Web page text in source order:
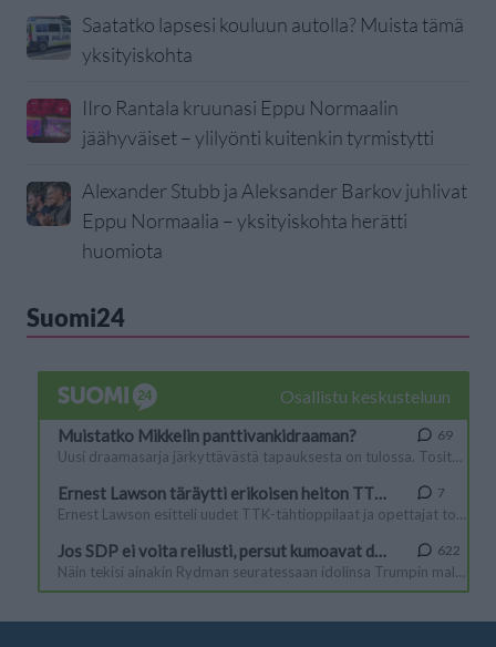
Saatatko lapsesi kouluun autolla? Muista tämä
yksityiskohta
IIro Rantala kruunasi Eppu Normaalin
jäähyväiset – ylilyönti kuitenkin tyrmistytti
Alexander Stubb ja Aleksander Barkov juhlivat
Eppu Normaalia – yksityiskohta herätti
huomiota
Suomi24